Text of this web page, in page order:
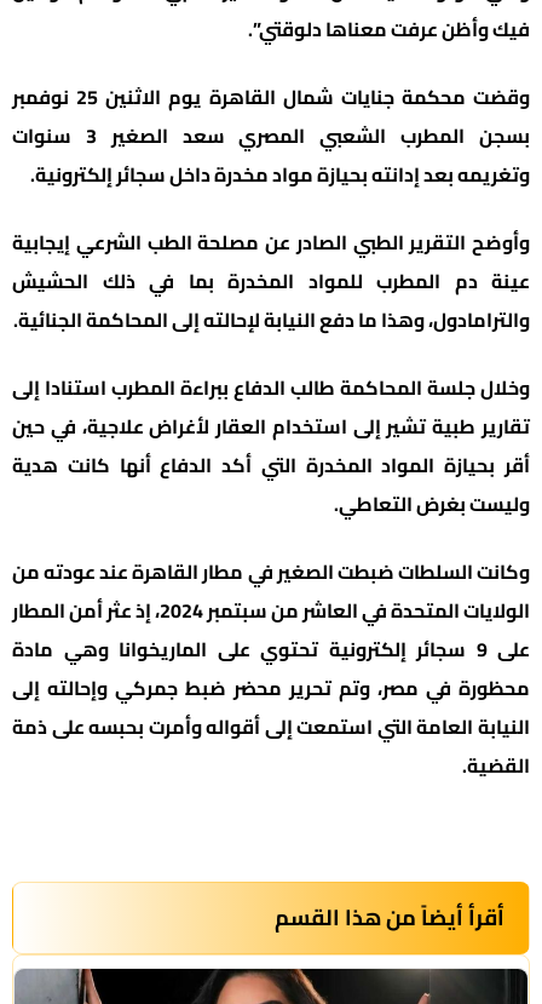
فيك وأظن عرفت معناها دلوقتي”.
وقضت محكمة جنايات شمال القاهرة يوم الاثنين 25 نوفمبر
بسجن المطرب الشعبي المصري سعد الصغير 3 سنوات
وتغريمه بعد إدانته بحيازة مواد مخدرة داخل سجائر إلكترونية.
وأوضح التقرير الطبي الصادر عن مصلحة الطب الشرعي إيجابية
عينة دم المطرب للمواد المخدرة بما في ذلك الحشيش
والترامادول، وهذا ما دفع النيابة لإحالته إلى المحاكمة الجنائية.
وخلال جلسة المحاكمة طالب الدفاع ببراءة المطرب استنادا إلى
تقارير طبية تشير إلى استخدام العقار لأغراض علاجية، في حين
أقر بحيازة المواد المخدرة التي أكد الدفاع أنها كانت هدية
وليست بغرض التعاطي.
وكانت السلطات ضبطت الصغير في مطار القاهرة عند عودته من
الولايات المتحدة في العاشر من سبتمبر 2024، إذ عثر أمن المطار
على 9 سجائر إلكترونية تحتوي على الماريخوانا وهي مادة
محظورة في مصر، وتم تحرير محضر ضبط جمركي وإحالته إلى
النيابة العامة التي استمعت إلى أقواله وأمرت بحبسه على ذمة
القضية.
أقرأ أيضاً من هذا القسم